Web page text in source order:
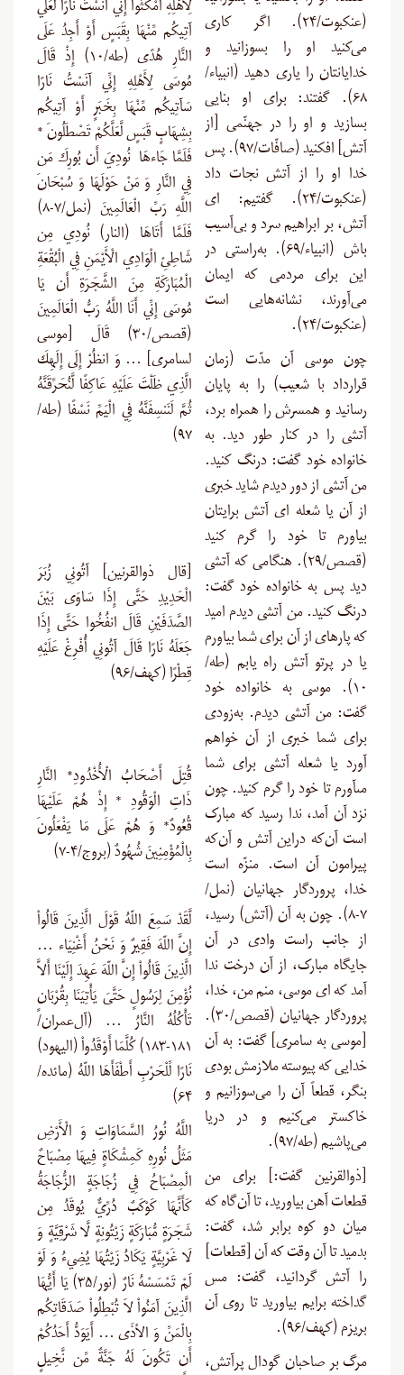
(عنکبوت/۲۴). اگر کاری
می‌کنید او را بسوزانید و
خدایانتان را یاری دهید (انبیاء/
۶۸). گفتند: برای او بنایی
بسازید و او را در جهنّمی [از
آتش] افکنید (صافّات/۹۷). پس
خدا او را از آتش نجات داد
(عنکبوت/۲۴). گفتیم: ای
آتش، بر ابراهیم سرد و بی‌آسیب
باش (انبیاء/۶۹). به‌راستی در
این برای مردمی که ایمان
می‌آورند، نشانه‌هایی است
(عنکبوت/۲۴).
چون موسى آن مدّت (زمان
قرارداد با شعیب) را به پایان
رسانید و همسرش را همراه برد،
آتشى را در کنار طور دید. به
خانواده خود گفت: درنگ کنید.
من آتشى از دور دیدم شاید خبرى
از آن یا شعله‏ اى آتش برایتان
بیاورم تا خود را گرم کنید
(قصص/۲۹). هنگامى که آتشى
دید پس به خانواده خود گفت:
درنگ کنید. من آتشى دیدم امید
که پاره‏اى از آن براى شما بیاورم
یا در پرتو آتش راه یابم (طه/
۱۰). موسى به خانواده خود
گفت: من آتشى دیدم. به‌زودى
براى شما خبرى از آن خواهم
آورد یا شعله آتشى براى شما
مى‏آورم تا خود را گرم کنید. چون
نزد آن آمد، ندا رسید که مبارک
است آن‌که دراین آتش و آن‌که
پیرامون آن است. منزّه است
خدا، پروردگار جهانیان (نمل/
۷-۸). چون به آن (آتش) رسید،
از جانب راست وادى در آن
جایگاه مبارک، از آن درخت ندا
آمد که اى موسى، منم من، خدا،
پروردگار جهانیان (قصص/۳۰).
[موسی به سامری] گفت: به آن
خدایی که پیوسته ملازمش بودی
بنگر، قطعاً آن را می‌سوزانیم و
خاکستر می‌کنیم و در دریا
می‌پاشیم (طه/۹۷).
[ذوالقرنین گفت:] برای من
قطعات آهن بیاورید، تا آن‌گاه که
میان دو کوه برابر شد، گفت:
بدمید تا آن وقت که آن [قطعات]
را آتش گردانید، گفت: مس
گداخته برایم بیاورید تا روی آن
بریزم (کهف/۹۶).
مرگ بر صاحبان گودال پرآتش،
لِأَهْلِهِ امْكُثُوا إِنِّي آنَسْتُ نَارًا لَّعَلِّي
آتِيكُم مِّنْهَا بِقَبَسٍ أَوْ أَجِدُ عَلَى
النَّارِ هُدًى (طه/۱۰) إِذْ قَالَ
مُوسَى لِأَهْلِهِ إِنِّي آنَسْتُ نَارًا
سَآتِيكُم مِّنْهَا بِخَبَرٍ أَوْ آتِيكُم
بِشِهَابٍ قَبَسٍ لَّعَلَّكُمْ تَصْطَلُونَ *
فَلَمَّا جَاءهَا نُودِيَ أَن بُورِكَ مَن
فِي النَّارِ وَ مَنْ حَوْلَهَا وَ سُبْحَانَ
اللَّهِ رَبِّ الْعَالَمِينَ (نمل/۷-۸)
فَلَمَّا أَتَاهَا (النار) نُودِي مِن
شَاطِئِ الْوَادِي الْأَيْمَنِ فِي الْبُقْعَةِ
الْمُبَارَكَةِ مِنَ الشَّجَرَةِ أَن يَا
مُوسَى إِنِّي أَنَا اللَّهُ رَبُّ الْعَالَمِينَ
(قصص/۳۰) قَالَ [موسی
لسامری] … وَ انظُرْ إِلَى إِلَهِكَ
الَّذِي ظَلْتَ عَلَيْهِ عَاكِفًا لَّنُحَرِّقَنَّهُ
ثُمَّ لَنَنسِفَنَّهُ فِي الْيَمِّ نَسْفًا (طه/
۹۷)
[قال ذوالقرنین] آتُونِي زُبَرَ
الْحَدِيدِ حَتَّى إِذَا سَاوَى بَيْنَ
الصَّدَفَيْنِ قَالَ انفُخُوا حَتَّى إِذَا
جَعَلَهُ نَارًا قَالَ آتُونِي أُفْرِغْ عَلَيْهِ
قِطْرًا (کهف/۹۶)
قُتِلَ أَصْحَابُ الْأُخْدُودِ* النَّارِ
ذَاتِ الْوَقُودِ * إِذْ هُمْ عَلَيْهَا
قُعُودٌ* وَ هُمْ عَلَى مَا يَفْعَلُونَ
بِالْمُؤْمِنِينَ شُهُودٌ (بروج/۴-۷)
لَّقَدْ سَمِعَ اللّهُ قَوْلَ الَّذِينَ قَالُواْ
إِنَّ اللّهَ فَقِيرٌ وَ نَحْنُ أَغْنِيَاء …
الَّذِينَ قَالُواْ إِنَّ اللّهَ عَهِدَ إِلَيْنَا أَلاَّ
نُؤْمِنَ لِرَسُولٍ حَتَّىَ يَأْتِيَنَا بِقُرْبَانٍ
تَأْكُلُهُ النَّارُ … (آل‌عمران/
۱۸۱-۱۸۳) كُلَّمَا أَوْقَدُواْ (الیهود)
نَارًا لِّلْحَرْبِ أَطْفَأَهَا اللّهُ (مائده/
۶۴)
اللَّهُ نُورُ السَّمَاوَاتِ وَ الْأَرْضِ
مَثَلُ نُورِهِ كَمِشْكَاةٍ فِيهَا مِصْبَاحٌ
الْمِصْبَاحُ فِي زُجَاجَةٍ الزُّجَاجَةُ
كَأَنَّهَا كَوْكَبٌ دُرِّيٌّ يُوقَدُ مِن
شَجَرَةٍ مُّبَارَكَةٍ زَيْتُونِةٍ لَّا شَرْقِيَّةٍ وَ
لَا غَرْبِيَّةٍ يَكَادُ زَيْتُهَا يُضِيءُ وَ لَوْ
لَمْ تَمْسَسْهُ نَارٌ (نور/۳۵) يَا أَيُّهَا
الَّذِينَ آمَنُواْ لاَ تُبْطِلُواْ صَدَقَاتِكُم
بِالْمَنِّ وَ الأذَى … أَيَوَدُّ أَحَدُكُمْ
أَن تَكُونَ لَهُ جَنَّةٌ مِّن نَّخِيلٍ